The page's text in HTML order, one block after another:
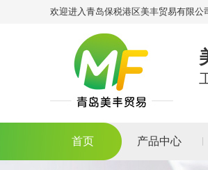
欢迎进入青岛保税港区美丰贸易有限公
首页 产品中心